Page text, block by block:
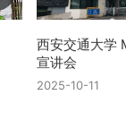
西安交通大学
宣讲会
2025-10-11